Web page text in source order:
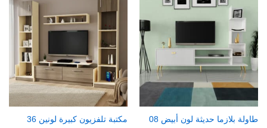
طاولة بلازما حديثة لون أبيض 08 مكتبة تلفزيون كبيرة لونين 36